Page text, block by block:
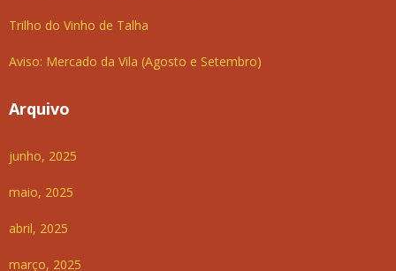
Trilho do Vinho de Talha
Aviso: Mercado da Vila (Agosto e Setembro)
Arquivo
junho, 2025
maio, 2025
abril, 2025
março, 2025